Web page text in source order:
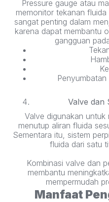
Pressure gauge atau
memonitor tekanan
sangat penting dalam
karena dapat membantu
gangguan
Valve dan
Valve digunakan untuk
menutup aliran fluida
Sementara itu, sistem
fluida dari satu
Kombinasi valve dan
membantu
mempermudah
Manfaat